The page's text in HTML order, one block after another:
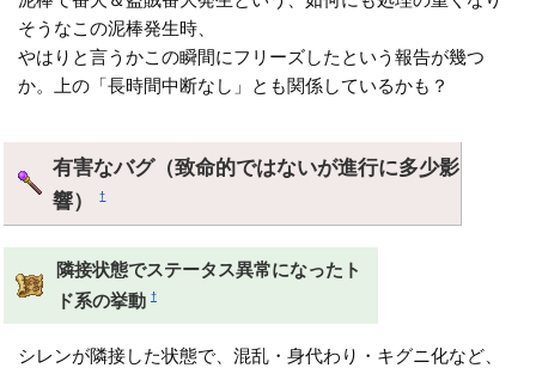
そうなこの泥棒発生時、
やはりと言うかこの瞬間にフリーズしたという報告が幾つ
か。上の「長時間中断なし」とも関係しているかも？
有害なバグ（致命的ではないが進行に多少影
響）†
隣接状態でステータス異常になったト
ド系の挙動 †
シレンが隣接した状態で、混乱・身代わり・キグニ化など、